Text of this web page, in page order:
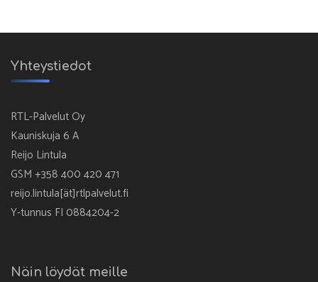
Yhteystiedot
RTL-Palvelut Oy
Kauniskuja 6 A
Reijo Lintula
GSM +358 400 420 471
reijo.lintula[ät]rtlpalvelut.fi
Y-tunnus FI 0884204-2
Näin löydät meille